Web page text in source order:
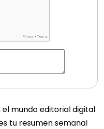
mundo editorial digital
tu resumen semanal